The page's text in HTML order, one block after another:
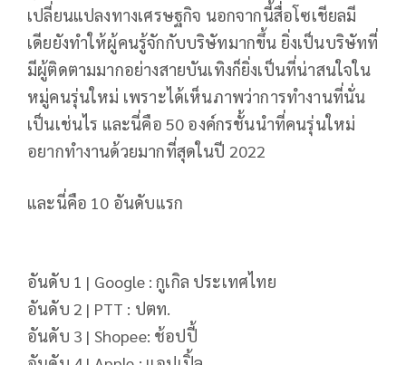
เปลี่ยนแปลงทางเศรษฐกิจ นอกจากนี้สื่อโซเชียลมี
เดียยังทำให้ผู้คนรู้จักกับบริษัทมากขึ้น ยิ่งเป็นบริษัทที่
มีผู้ติดตามมากอย่างสายบันเทิงก็ยิ่งเป็นที่น่าสนใจใน
หมู่คนรุ่นใหม่ เพราะได้เห็นภาพว่าการทำงานที่นั่น
เป็นเช่นไร และนี่คือ 50 องค์กรชั้นนำที่คนรุ่นใหม่
อยากทำงานด้วยมากที่สุดในปี 2022
และนี่คือ 10 อันดับแรก
อันดับ 1 | Google : กูเกิล ประเทศไทย
อันดับ 2 | PTT : ปตท.
อันดับ 3 | Shopee: ช้อปปี้